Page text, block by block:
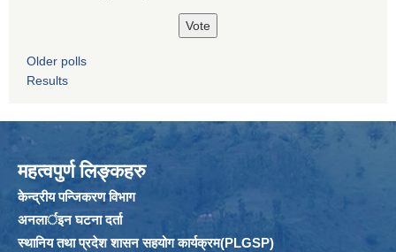
Older polls
Results
महत्वपुर्ण लिङ्कहरु
केन्द्रीय पन्जिकरण विभाग
अनलार्इन घटना दर्ता
स्थानिय तथा प्रदेश शासन सहयोग कार्यक्रम(PLGSP)